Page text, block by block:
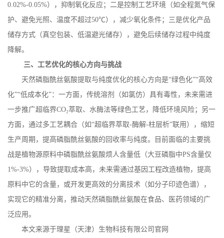
0.02%-0.05%），抑制氧化反应；二是控制工艺环境（如全程氮气保
护、避免光照、温度不超过50℃），减少氧化条件；三是优化产品
储存方式（真空包装、低温避光储存），避免后续储存过程中纯度
降解。
三、工艺优化的核心方向与挑战
天然磷脂酰丝氨酸提取与纯度优化的核心方向是“绿色化”“高效
化”“低成本化”：一方面，传统溶剂（如氯仿）具有毒性，未来需进
一步推广超临界CO₂萃取、水酶法等绿色工艺，降低环境风险；另一
方面，通过多工艺耦合（如“超临界萃取-酶解-柱层析”联用），缩短
生产周期，提高磷脂酰丝氨酸的回收率与纯度。目前面临的主要挑
战是植物源原料中磷脂酰丝氨酸烦人含量低（大豆磷脂中PS含量仅
1%-3%），导致提取成本高，未来需通过基因工程改造植物，提高
原料中它的含量，或开发更高效的分离技术（如分子印迹色谱），
实现它的精准分离，推动天然磷脂酰丝氨酸在食品、医药领域的广
泛应用。
本文来源于理星（天津）生物科技有限公司官网